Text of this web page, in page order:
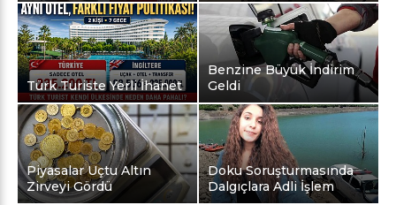
Türk Turiste Yerli İhanet
Benzine Büyük İndirim
Geldi
Piyasalar Uçtu Altın
Zirveyi Gördü
Doku Soruşturmasında
Dalgıçlara Adli İşlem